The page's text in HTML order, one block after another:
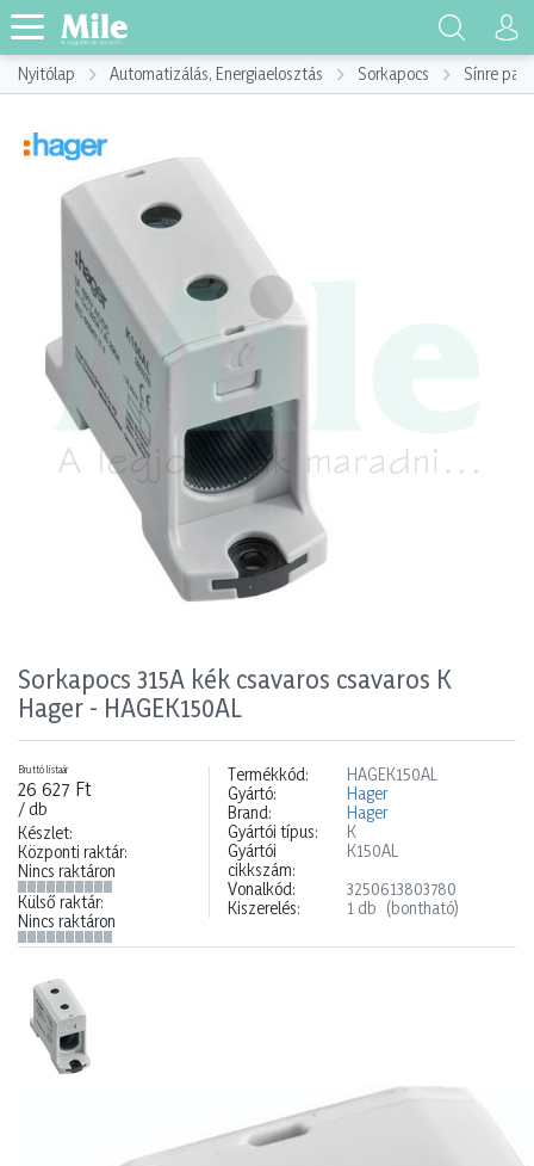
Nyitólap Automatizálás, Energiaelosztás Sorkapocs Sínre
Sorkapocs 315A kék csavaros csavaros K
Hager - HAGEK150AL
Bruttó listaár
26 627 Ft
/ db
Készlet:
Központi raktár:
Nincs raktáron
Külső raktár:
Nincs raktáron
Termékkód:
HAGEK150AL
Gyártó:
Hager
Brand:
Hager
Gyártói típus:
K
Gyártói
cikkszám:
K150AL
Vonalkód:
3250613803780
Kiszerelés:
1 db (bontható)